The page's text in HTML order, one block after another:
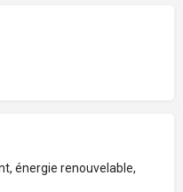
énergie renouvelable,